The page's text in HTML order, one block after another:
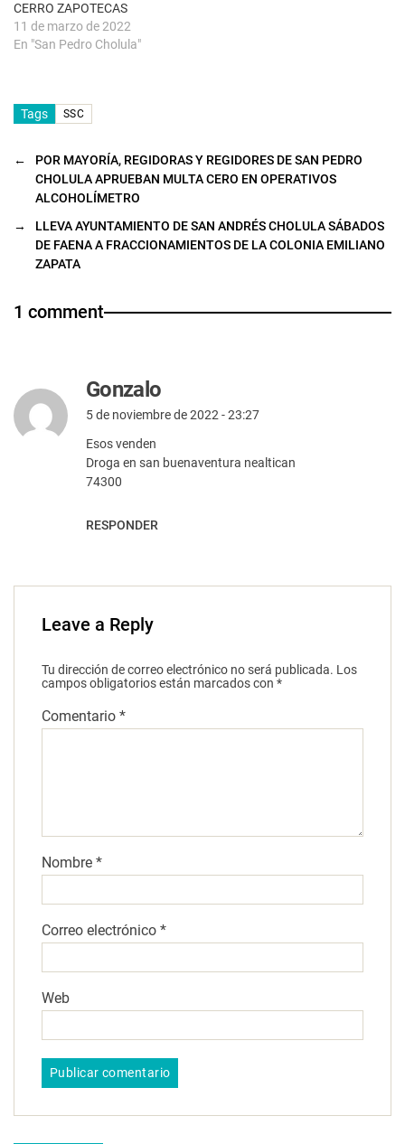
a
)
CERRO ZAPOTECAS
11 de marzo de 2022
En "San Pedro Cholula"
Tags SSC
←
POR MAYORÍA, REGIDORAS Y REGIDORES DE SAN PEDRO
CHOLULA APRUEBAN MULTA CERO EN OPERATIVOS
ALCOHOLÍMETRO
→
LLEVA AYUNTAMIENTO DE SAN ANDRÉS CHOLULA SÁBADOS
DE FAENA A FRACCIONAMIENTOS DE LA COLONIA EMILIANO
ZAPATA
1 comment
Gonzalo
5 de noviembre de 2022 - 23:27
Esos venden
Droga en san buenaventura nealtican
74300
RESPONDER
Leave a Reply
Tu dirección de correo electrónico no será publicada. Los
campos obligatorios están marcados con *
Comentario *
Nombre *
Correo electrónico *
Web